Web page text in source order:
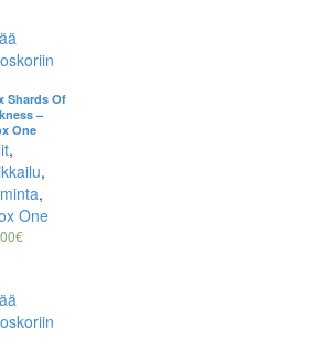
Shards Of
–
One
,
,
,
One
€